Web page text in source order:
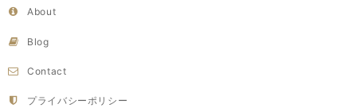
About
Blog
Contact
プライバシーポリシー